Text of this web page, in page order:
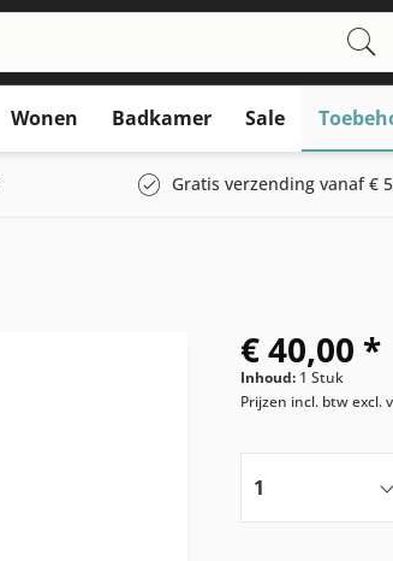
Wonen Badkamer Sale
Gratis verzending vanaf €
€ 40,00 *
Inhoud: 1 Stuk
Prijzen incl. btwexcl.